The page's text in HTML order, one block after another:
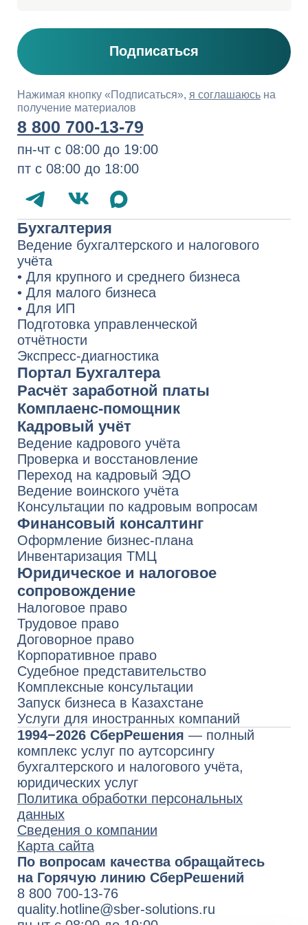
Политика обработки персональных
данных
Сведения о компании
Карта сайта
По вопросам качества обращайтесь
на Горячую линию СберРешений
8 800 700-13-76
quality.hotline@sber-solutions.ru
пн-чт с 08:00 до 19:00
пт с 08:00 до 18:00